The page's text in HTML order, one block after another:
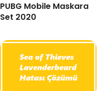
PUBG Mobile Maskara
Set 2020